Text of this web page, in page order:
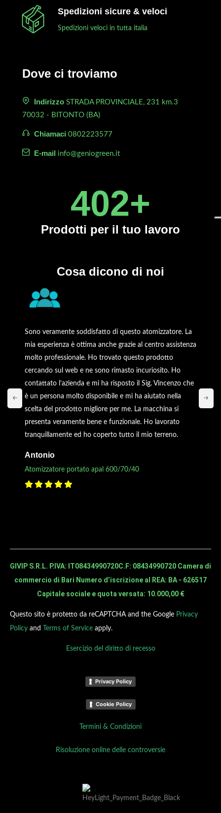
Spedizioni sicure & veloci
Spedizioni veloci in tutta italia
Dove ci troviamo
Indirizzo STRADA PROVINCIALE, 231 km.3
70032 - BITONTO (BA)
Chiamaci 0802223577
E-mail info@geniogreen.it
450+
Prodotti per il tuo lavoro
Cosa dicono di noi
Sono veramente soddisfatto di questo atomizzatore. La
mia esperienza è ottima anche grazie al centro assistenza
molto professionale. Ho trovato questo prodotto
cercando sul web e ne sono rimasto incuriosito. Ho
contattato l’azienda e mi ha risposto il Sig. Vincenzo che
è un persona molto disponibile e mi ha aiutato nella
scelta del prodotto migliore per me. La macchina si
presenta veramente bene e funzionale. Ho lavorato
tranquillamente ed ho coperto tutto il mio terreno.
Antonio
Atomizzatore portato apal 600/70/40
GIVIP S.R.L. P.IVA: IT08434990720C.F: 08434990720 Camera di
commercio di Bari Numero d’iscrizione al REA: BA - 626517
Capitale sociale e quota versata: 10.000,00 €
Questo sito è protetto da reCAPTCHA and the Google Privacy
Policy and Terms of Service apply.
Esercizio del diritto di recesso
Privacy Policy
Cookie Policy
Termini & Condizioni
Risoluzione online delle controversie